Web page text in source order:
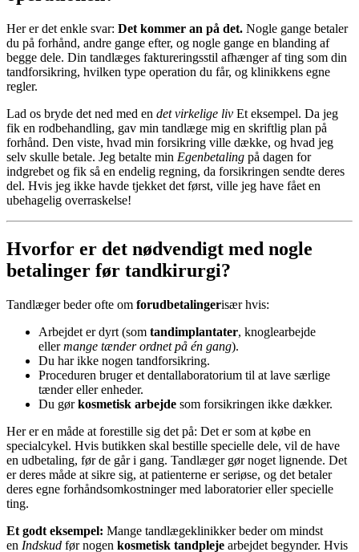
Her er det enkle svar: Det kommer an på det. Nogle gange betaler
du på forhånd, andre gange efter, og nogle gange en blanding af
begge dele. Din tandlæges faktureringsstil afhænger af ting som din
tandforsikring, hvilken type operation du får, og klinikkens egne
regler.
Lad os bryde det ned med en det virkelige liv Et eksempel. Da jeg
fik en rodbehandling, gav min tandlæge mig en skriftlig plan på
forhånd. Den viste, hvad min forsikring ville dække, og hvad jeg
selv skulle betale. Jeg betalte min Egenbetaling på dagen for
indgrebet og fik så en endelig regning, da forsikringen sendte deres
del. Hvis jeg ikke havde tjekket det først, ville jeg have fået en
ubehagelig overraskelse!
Hvorfor er det nødvendigt med nogle
betalinger før tandkirurgi?
Tandlæger beder ofte om forudbetalingerisær hvis:
Arbejdet er dyrt (som tandimplantater, knoglearbejde
ellermange tænder ordnet på én gang).
Du har ikke nogen tandforsikring.
Proceduren bruger et dentallaboratorium til at lave særlige
tænder eller enheder.
Du gørkosmetisk arbejde som forsikringen ikke dækker.
Her er en måde at forestille sig det på: Det er som at købe en
specialcykel. Hvis butikken skal bestille specielle dele, vil de have
en udbetaling, før de går i gang. Tandlæger gør noget lignende. Det
er deres måde at sikre sig, at patienterne er seriøse, og det betaler
deres egne forhåndsomkostninger med laboratorier eller specielle
ting.
Et godt eksempel: Mange tandlægeklinikker beder om mindst
en Indskud før nogen kosmetisk tandpleje arbejdet begynder. Hvis